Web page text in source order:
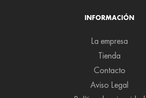
INFORMACIÓN
La empresa
Tienda
Contacto
Aviso Legal